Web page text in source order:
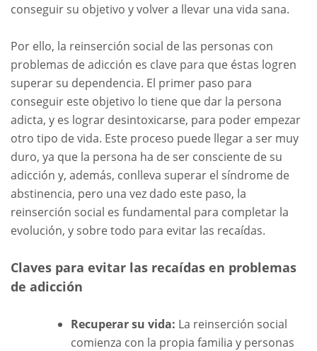
conseguir su objetivo y volver a llevar una vida sana.
Por ello, la reinserción social de las personas con
problemas de adicción es clave para que éstas logren
superar su dependencia. El primer paso para
conseguir este objetivo lo tiene que dar la persona
adicta, y es lograr desintoxicarse, para poder empezar
otro tipo de vida. Este proceso puede llegar a ser muy
duro, ya que la persona ha de ser consciente de su
adicción y, además, conlleva superar el síndrome de
abstinencia, pero una vez dado este paso, la
reinserción social es fundamental para completar la
evolución, y sobre todo para evitar las recaídas.
Claves para evitar las recaídas en problemas
de adicción
Recuperar su vida: La reinserción social
comienza con la propia familia y personas